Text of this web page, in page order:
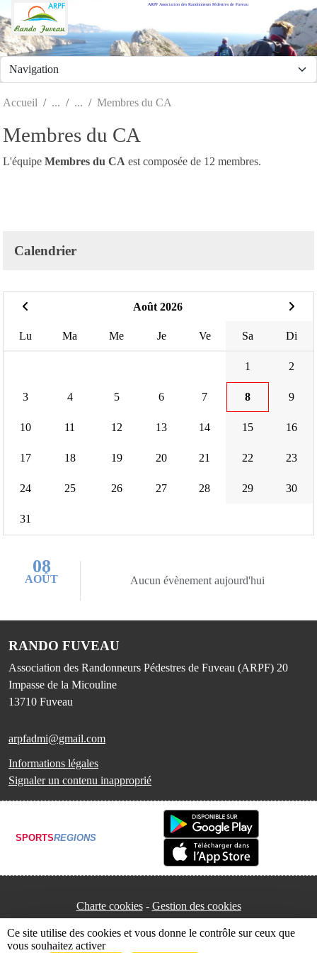
ARPF Association des Randonneurs Pédestres de Fuveau
Accueil Membres du CA
Membres du CA
L'équipe Membres du CA est composée de 12 membres.
Calendrier
Août 2026
Lu Ma Me Je Ve Sa Di
1 2
3 4 5 6 7 8 9
10 11 12 13 14 15 16
17 18 19 20 21 22 23
24 25 26 27 28 29 30
31
08
AOÛT Aucun évènement aujourd'hui
RANDO FUVEAU
Association des Randonneurs Pédestres de Fuveau (ARPF) 20
Impasse de la Micouline
13710 Fuveau
arpfadmi@gmail.com
Informations légales
Signaler un contenu inapproprié
SPORTSREGIONS
Charte cookies Gestion des cookies
Panneau de gestion des cookies
Ce site utilise des cookies et vous donne le contrôle sur ceux que
vous souhaitez activer